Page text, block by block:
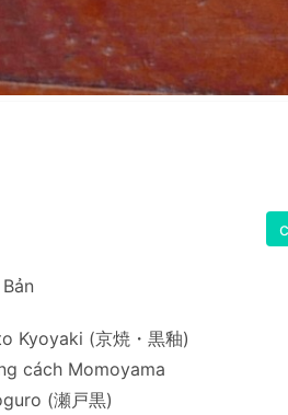
Kyoyaki (京焼・黒釉)
cách Momoyama
(瀬戸黒)